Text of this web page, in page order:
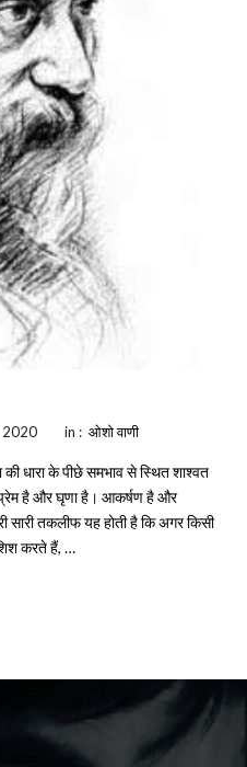
2020 in : ओशो वाणी
की धारा के पीछे समभाव से स्थित शाश्वत
है और घृणा है। आकर्षण है और
तकलीफ यह होती है कि अगर किसी
करते हैं, …